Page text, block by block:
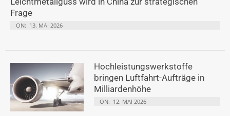
Frage
ON: 13. MAI 2026
Hochleistungswerkstoffe
bringen Luftfahrt-Aufträge in
Milliardenhöhe
ON: 12. MAI 2026